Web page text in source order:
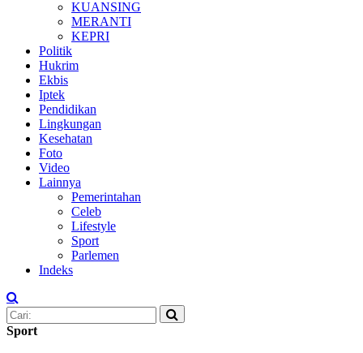
KUANSING
MERANTI
KEPRI
Politik
Hukrim
Ekbis
Iptek
Pendidikan
Lingkungan
Kesehatan
Foto
Video
Lainnya
Pemerintahan
Celeb
Lifestyle
Sport
Parlemen
Indeks
Sport